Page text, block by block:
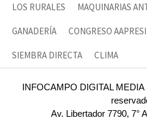
LOS RURALES MAQUINARIAS
GANADERÍA CONGRESO
SIEMBRA DIRECTA CLIMA
INFOCAMPO DIGITAL
Av. Libertador 7790, 7°